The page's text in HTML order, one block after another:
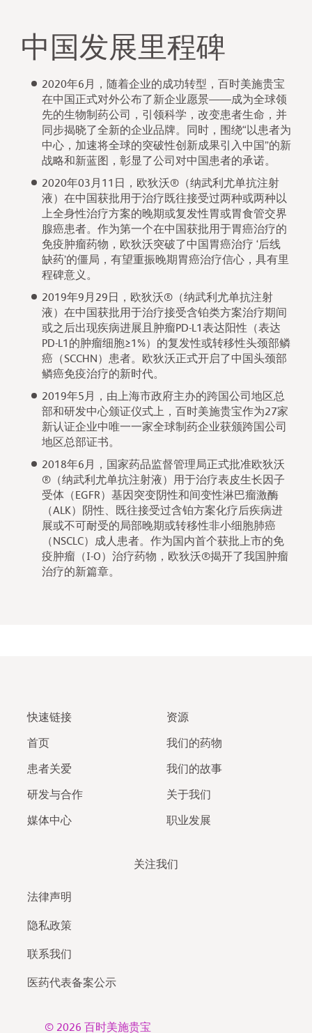
中国发展里程碑
2020年6月，随着企业的成功转型，百时美施贵宝
在中国正式对外公布了新企业愿景——成为全球领
先的生物制药公司，引领科学，改变患者生命，并
同步揭晓了全新的企业品牌。同时，围绕“以患者为
中心，加速将全球的突破性创新成果引入中国”的新
战略和新蓝图，彰显了公司对中国患者的承诺。
2020年03月11日，欧狄沃®（纳武利尤单抗注射
液）在中国获批用于治疗既往接受过两种或两种以
上全身性治疗方案的晚期或复发性胃或胃食管交界
腺癌患者。作为第一个在中国获批用于胃癌治疗的
免疫肿瘤药物，欧狄沃突破了中国胃癌治疗 ‘后线
缺药’的僵局，有望重振晚期胃癌治疗信心，具有里
程碑意义。
2019年9月29日，欧狄沃®（纳武利尤单抗注射
液）在中国获批用于治疗接受含铂类方案治疗期间
或之后出现疾病进展且肿瘤PD-L1表达阳性（表达
PD-L1的肿瘤细胞≥1%）的复发性或转移性头颈部鳞
癌（SCCHN）患者。欧狄沃正式开启了中国头颈部
鳞癌免疫治疗的新时代。
2019年5月，由上海市政府主办的跨国公司地区总
部和研发中心颁证仪式上，百时美施贵宝作为27家
新认证企业中唯一一家全球制药企业获颁跨国公司
地区总部证书。
2018年6月，国家药品监督管理局正式批准欧狄沃
®（纳武利尤单抗注射液）用于治疗表皮生长因子
受体（EGFR）基因突变阴性和间变性淋巴瘤激酶
（ALK）阴性、既往接受过含铂方案化疗后疾病进
展或不可耐受的局部晚期或转移性非小细胞肺癌
（NSCLC）成人患者。作为国内首个获批上市的免
疫肿瘤（I-O）治疗药物，欧狄沃®揭开了我国肿瘤
治疗的新篇章。
快速链接
首页
患者关爱
研发与合作
媒体中心
资源
我们的药物
我们的故事
关于我们
职业发展
关注我们
法律声明
隐私政策
联系我们
医药代表备案公示
© 2026 百时美施贵宝